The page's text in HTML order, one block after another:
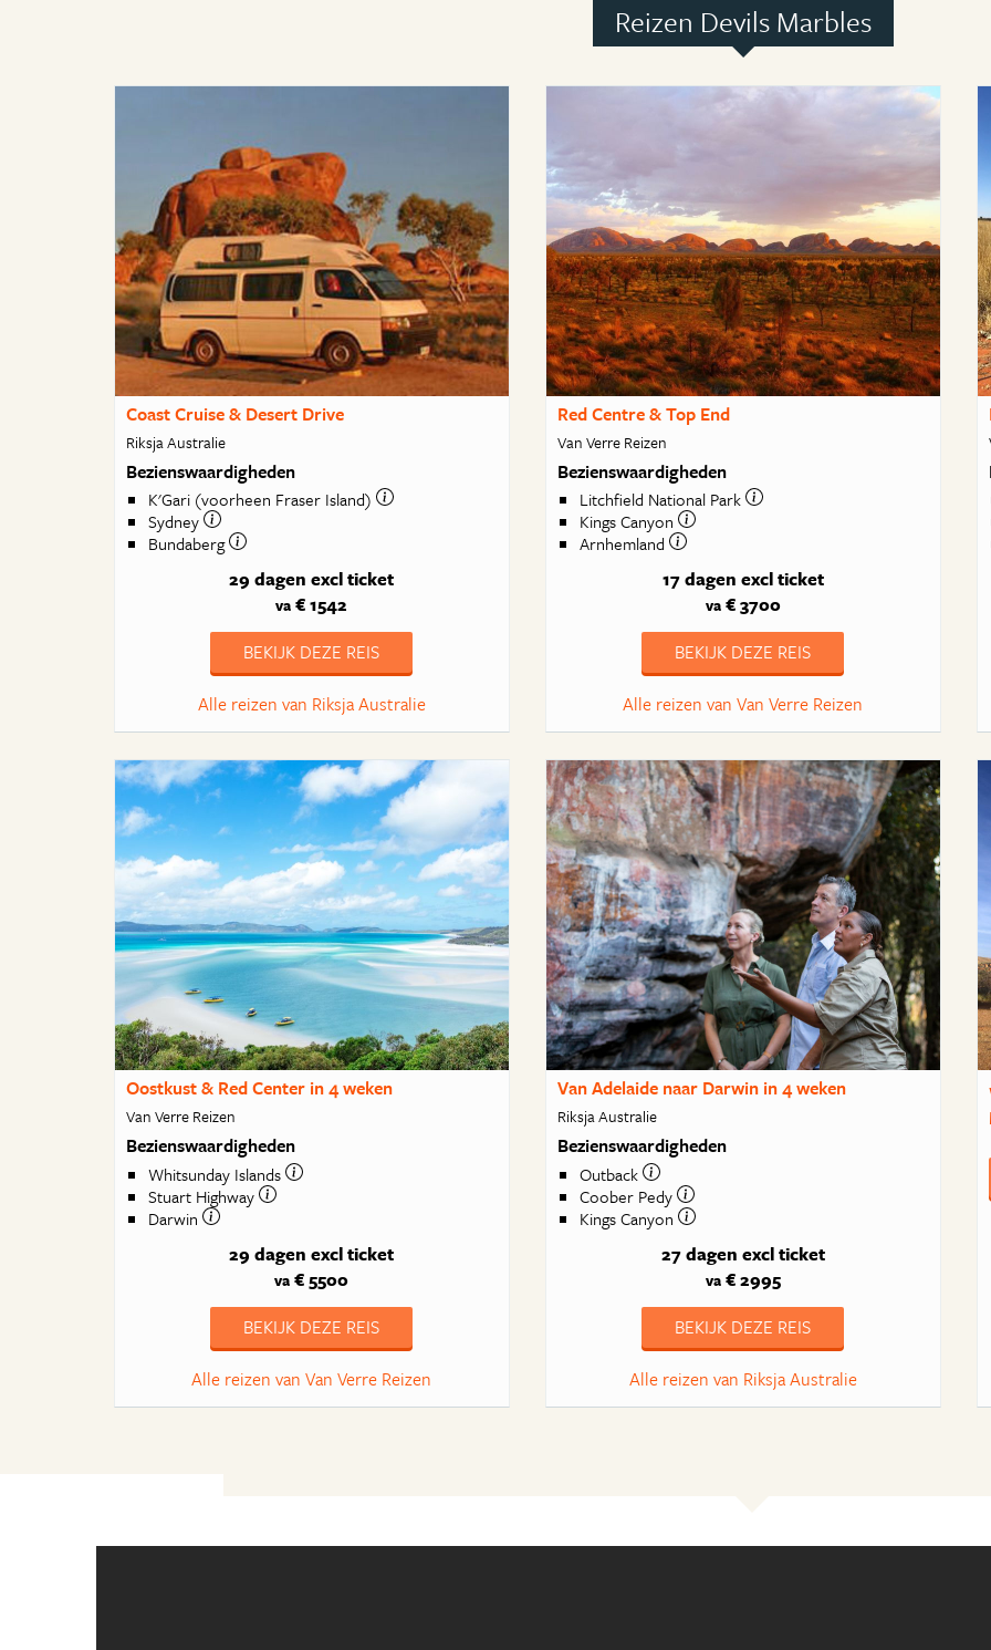
Reizen Devils Marbles
Coast Cruise & Desert Drive
Riksja Australie
Bezienswaardigheden
K'Gari (voorheen Fraser Island)
Sydney
Bundaberg
29 dagen excl ticket
va € 1542
BEKIJK DEZE REIS
Alle reizen van Riksja Australie
Red Centre & Top End
Van Verre Reizen
Bezienswaardigheden
Litchfield National Park
Kings Canyon
Arnhemland
17 dagen excl ticket
va€ 3700
BEKIJK DEZE REIS
Alle reizen van Van Verre Reizen
Oostkust & Red Center in 4 weken
Van Verre Reizen
Bezienswaardigheden
Whitsunday Islands
Stuart Highway
Darwin
29 dagen excl ticket
va € 5500
BEKIJK DEZE REIS
Alle reizen van Van Verre Reizen
Van Adelaide naar Darwin in 4 weken
Riksja Australie
Bezienswaardigheden
Outback
Coober Pedy
Kings Canyon
27 dagen excl ticket
va€ 2995
BEKIJK DEZE REIS
Alle reizen van Riksja Australie